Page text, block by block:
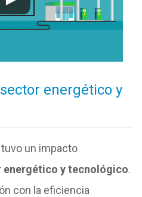
energético y
un impacto
energético y tecnológico.
con la eficiencia